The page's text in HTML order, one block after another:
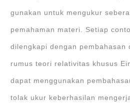
gunakan untuk mengukur
pemahaman materi. Setiap
dilengkapi dengan pembahasan
rumus teori relativitas khusus
dapat menggunakan
tolak ukur keberhasilan